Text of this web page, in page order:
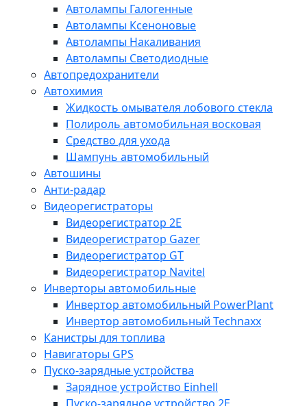
Автолампы Галогенные
Автолампы Ксеноновые
Автолампы Накаливания
Автолампы Светодиодные
Автопредохранители
Автохимия
Жидкость омывателя лобового стекла
Полироль автомобильная восковая
Средство для ухода
Шампунь автомобильный
Автошины
Анти-радар
Видеорегистраторы
Видеорегистратор 2E
Видеорегистратор Gazer
Видеорегистратор GT
Видеорегистратор Navitel
Инверторы автомобильные
Инвертор автомобильный PowerPlant
Инвертор автомобильный Technaxx
Канистры для топлива
Навигаторы GPS
Пуско-зарядные устройства
Зарядное устройство Einhell